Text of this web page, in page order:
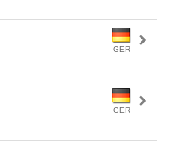
GER
GER